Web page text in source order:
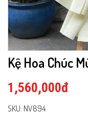
Kệ Hoa Chúc
1,560,000đ
SKU: NV894